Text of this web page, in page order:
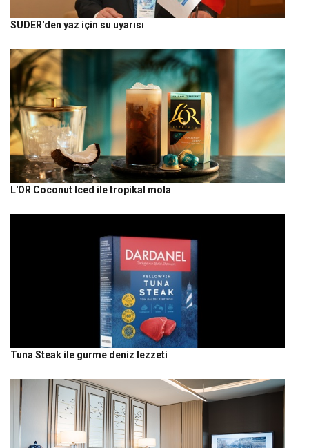
SUDER'den yaz için su uyarısı
L'OR Coconut Iced ile tropikal mola
Tuna Steak ile gurme deniz lezzeti